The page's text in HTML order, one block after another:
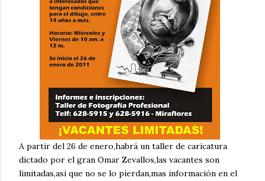
A partir del 26 de enero,habrá un taller de caricatura
dictado por el gran Omar Zevallos,las vacantes son
limitadas,asi que no se lo pierdan,mas información en el